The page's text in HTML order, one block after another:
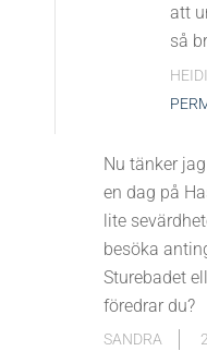
att
så
Nu tänker
en dag på
lite
besöka
Sturebadet
föredrar du?
SANDRA